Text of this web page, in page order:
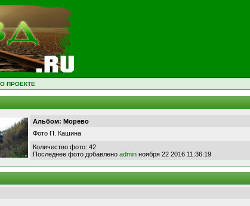
О ПРОЕКТЕ
Альбом: Морево
Фото П. Кашина
Количество фото: 42
Последнее фото добавлено adminноября 22 2016 11:36:19